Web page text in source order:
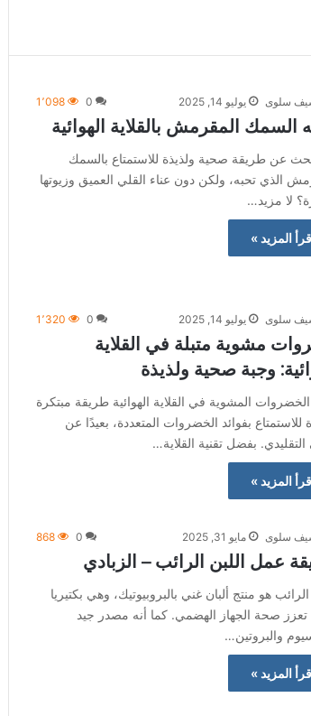
سلوى يوليو 14, 2025 0 1٬098
السمك المقرمش بالقلاية الهوائية
عن طريقة صحية ولذيذة للاستمتاع بالسمك
الذي تحبه، ولكن دون عناء القلي العميق وزيوتها
لا مزيد…
المزيد »
سلوى يوليو 14, 2025 0 1٬320
مشوية متبلة في القلاية
وجبة صحية ولذيذة
المشوية في القلاية الهوائية طريقة مبتكرة
للاستمتاع بفوائد الخضروات المتعددة، بعيدًا عن
التقليدي. بفضل تقنية القلاية…
المزيد »
سلوى مايو 31, 2025 0
868
عمل اللبن الرائب – الزبادي
الرائب هو منتج ألبان غني بالبروبيوتيك، وهي بكتيريا
تعزز صحة الجهاز الهضمي. كما أنه مصدر جيد
والبروتين…
المزيد »